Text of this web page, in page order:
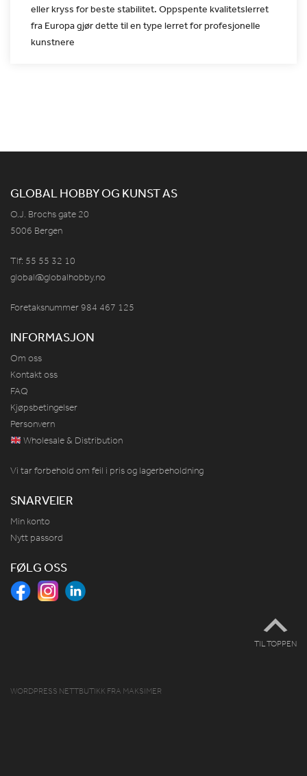
eller kryss for beste stabilitet. Oppspente kvalitetslerret
fra Europa gjør dette til en type lerretfor profesjonelle
kunstnere
GLOBAL HOBBY OG KUNST AS
O.J. Brochs gate 20
5006 Bergen
Tlf: 55 55 32 10
global@globalhobby.no
Foretaksnummer 984 467 125
INFORMASJON
Om oss
Kontakt oss
FAQ
Kjøpsbetingelser
Personvern
Wholesale & Distribution
Vi tar forbehold om feil i pris og lagerbeholdning
SNARVEIER
Min konto
Nytt passord
FØLG OSS
TIL TOPPEN
WORDPRESS NETTBUTIKK FRA MAKSIMER